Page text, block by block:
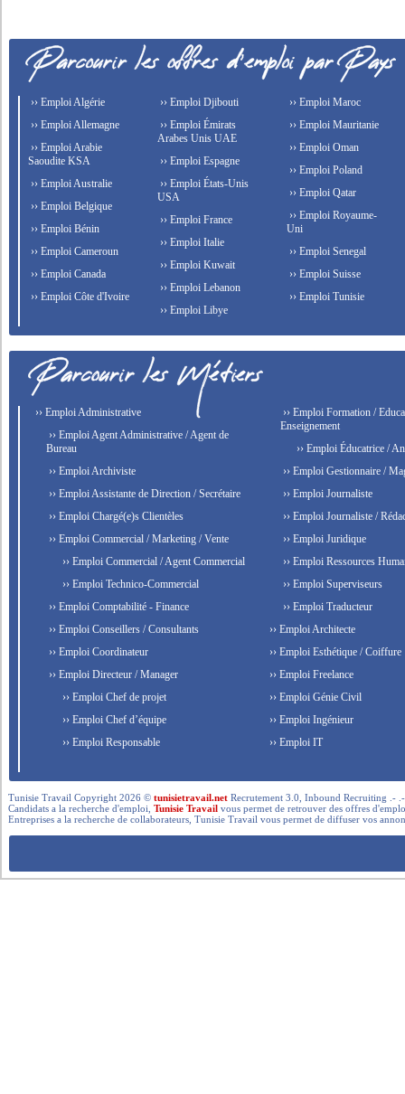
›› Emploi Algérie
›› Emploi Allemagne
›› Emploi Arabie
Saoudite KSA
›› Emploi Australie
›› Emploi Belgique
›› Emploi Bénin
›› Emploi Cameroun
›› Emploi Canada
›› Emploi Côte d'Ivoire
›› Emploi Djibouti
›› Emploi Émirats
Arabes Unis UAE
›› Emploi Espagne
›› Emploi États-Unis
USA
›› Emploi France
›› Emploi Italie
›› Emploi Kuwait
›› Emploi Lebanon
›› Emploi Libye
›› Emploi Maroc
›› Emploi Mauritanie
›› Emploi Oman
›› Emploi Poland
›› Emploi Qatar
›› Emploi Royaume-
Uni
›› Emploi Senegal
›› Emploi Suisse
›› Emploi Tunisie
›› Emploi Administrative
›› Emploi Agent Administrative / Agent de
Bureau
›› Emploi Archiviste
›› Emploi Assistante de Direction / Secrétaire
›› Emploi Chargé(e)s Clientèles
›› Emploi Commercial / Marketing / Vente
›› Emploi Commercial / Agent Commercial
›› Emploi Technico-Commercial
›› Emploi Comptabilité - Finance
›› Emploi Conseillers / Consultants
›› Emploi Coordinateur
›› Emploi Directeur / Manager
›› Emploi Chef de projet
›› Emploi Chef d’équipe
›› Emploi Responsable
›› Emploi Formation /
Enseignement
›› Emploi Éducatrice /
›› Emploi Gestionnaire /
›› Emploi Journaliste
›› Emploi Journaliste /
›› Emploi Juridique
›› Emploi Ressources
›› Emploi Superviseurs
›› Emploi Traducteur
›› Emploi Architecte
›› Emploi Esthétique / Coiffure
›› Emploi Freelance
›› Emploi Génie Civil
›› Emploi Ingénieur
›› Emploi IT
Tunisie Travail Copyright 2026 ©tunisietravail.net Recrutement 3.0, Inbound Recruiting .-
Candidats a la recherche d'emploi,Tunisie Travail vous permet de retrouver des offres
Entreprises a la recherche de collaborateurs, Tunisie Travail vous permet de diffuser vos